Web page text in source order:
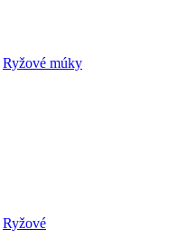
Ryžové múky
Ryžové